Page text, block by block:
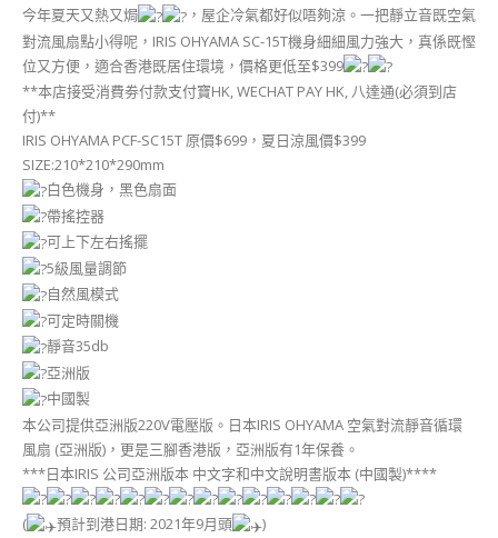
今年夏天又熱又焗
，屋企冷氣都好似唔夠涼。一把靜立音既空氣
對流風扇點小得呢，IRIS OHYAMA SC-15T機身細細風力強大，真係既慳
位又方便，適合香港既居住環境，價格更低至$399
**本店接受消費劵付款支付寶HK, WECHAT PAY HK, 八達通(必須到店
付)**
IRIS OHYAMA PCF-SC15T 原價$699，夏日涼風價$399
SIZE:210*210*290mm
白色機身，黑色扇面
帶搖控器
可上下左右搖擺
5級風量調節
自然風模式
可定時關機
靜音35db
亞洲版
中國製
本公司提供亞洲版220V電壓版。日本IRIS OHYAMA 空氣對流靜音循環
風扇 (亞洲版)，更是三腳香港版，亞洲版有1年保養。
***日本IRIS 公司亞洲版本 中文字和中文說明書版本 (中國製)****
( 預計到港日期: 2021年9月頭
)